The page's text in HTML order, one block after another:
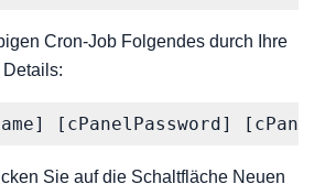
Cron-Job Folgendes durch Ihre
Sie auf die Schaltfläche Neuen